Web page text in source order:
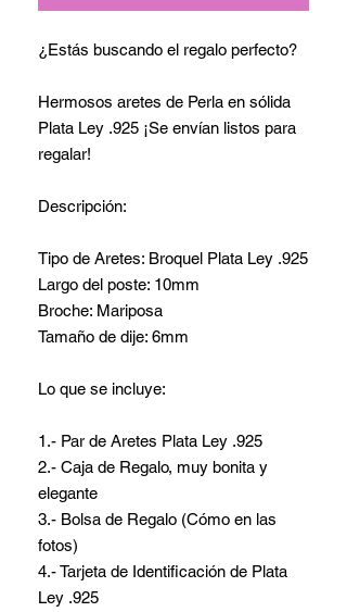
¿Estás buscando el regalo perfecto?
Hermosos aretes de Perla en sólida
Plata Ley .925 ¡Se envían listos para
regalar!
Descripción:
Tipo de Aretes: Broquel Plata Ley .925
Largo del poste: 10mm
Broche: Mariposa
Tamaño de dije: 6mm
Lo que se incluye:
1.- Par de Aretes Plata Ley .925
2.- Caja de Regalo, muy bonita y
elegante
3.- Bolsa de Regalo (Cómo en las
fotos)
4.- Tarjeta de Identificación de Plata
Ley .925